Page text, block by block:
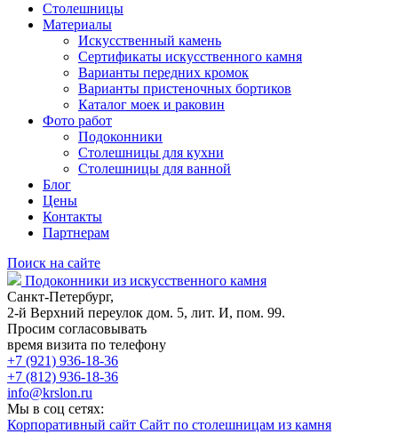
Столешницы
Материалы
Искусственный камень
Сертификаты искусственного камня
Варианты передних кромок
Варианты пристеночных бортиков
Каталог моек и раковин
Фото работ
Подоконники
Столешницы для кухни
Столешницы для ванной
Блог
Цены
Контакты
Партнерам
Поиск на сайте
Подоконники из искусственного камня
Санкт-Петербург,
2-й Верхний переулок дом. 5, лит. И, пом. 99.
Просим согласовывать
время визита по телефону
+7 (921) 936-18-36
+7 (812) 936-18-36
info@krslon.ru
Мы в соц сетях:
Корпоративный сайт Сайт по столешницам из камня